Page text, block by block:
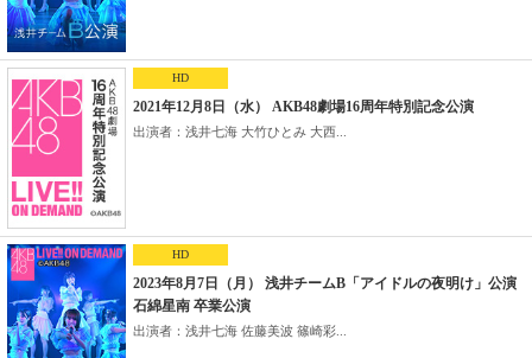
HD
2021年12月8日（水） AKB48劇場16周年特別記念公演
出演者：浅井七海 大竹ひとみ 大西...
HD
2023年8月7日（月） 浅井チームB「アイドルの夜明け」公演
石綿星南 卒業公演
出演者：浅井七海 佐藤美波 篠崎彩...